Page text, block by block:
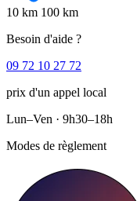
10 km 100 km
Besoin d'aide ?
09 72 10 27 72
prix d'un appel local
Lun–Ven · 9h30–18h
Modes de règlement